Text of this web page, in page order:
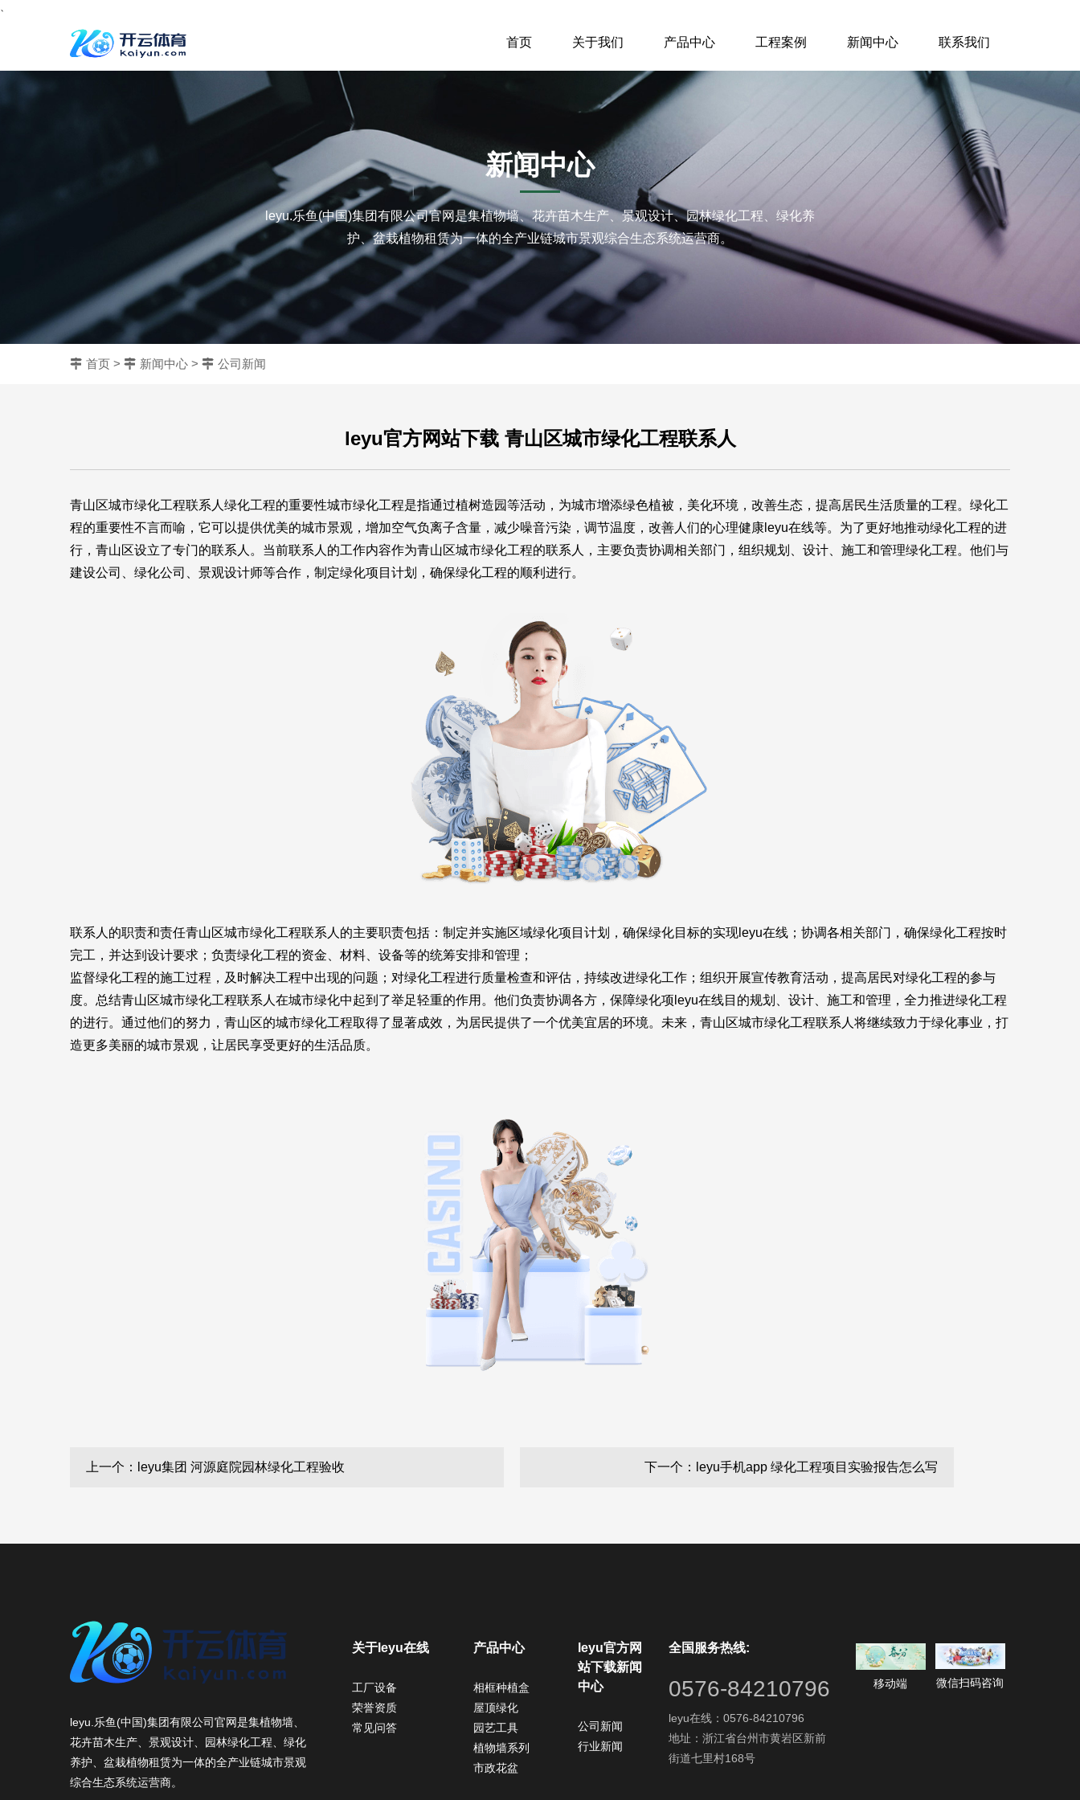
、
首页 关于我们 产品中心 工程案例 新闻中心 联系我们
新闻中心
leyu.乐鱼(中国)集团有限公司官网是集植物墙、花卉苗木生产、景观设计、园林绿化工程、绿化养
护、盆栽植物租赁为一体的全产业链城市景观综合生态系统运营商。
首页 > 新闻中心 > 公司新闻
leyu官方网站下载 青山区城市绿化工程联系人
青山区城市绿化工程联系人绿化工程的重要性城市绿化工程是指通过植树造园等活动，为城市增添绿色植被，美化环境，改善生态，提高居民生活质量的工程。绿化工
程的重要性不言而喻，它可以提供优美的城市景观，增加空气负离子含量，减少噪音污染，调节温度，改善人们的心理健康 leyu在线等。为了更好地推动绿化工程的进
行，青山区设立了专门的联系人。当前联系人的工作内容作为青山区城市绿化工程的联系人，主要负责协调相关部门，组织规划、设计、施工和管理绿化工程。他们与
建设公司、绿化公司、景观设计师等合作，制定绿化项目计划，确保绿化工程的顺利进行。
联系人的职责和责任青山区城市绿化工程联系人的主要职责包括：制定并实施区域绿化项目计划，确保绿化目标的实现 leyu在线 ；协调各相关部门，确保绿化工程按时
完工，并达到设计要求；负责绿化工程的资金、材料、设备等的统筹安排和管理；
监督绿化工程的施工过程，及时解决工程中出现的问题；对绿化工程进行质量检查和评估，持续改进绿化工作；组织开展宣传教育活动，提高居民对绿化工程的参与
度。总结青山区城市绿化工程联系人在城市绿化中起到了举足轻重的作用。他们负责协调各方，保障绿化项 leyu在线目的规划、设计、施工和管理，全力推进绿化工程
的进行。通过他们的努力，青山区的城市绿化工程取得了显著成效，为居民提供了一个优美宜居的环境。未来，青山区城市绿化工程联系人将继续致力于绿化事业，打
造更多美丽的城市景观，让居民享受更好的生活品质。
上一个：leyu集团 河源庭院园林绿化工程验收 下一个：leyu手机app 绿化工程项目实验报告怎么写
leyu.乐鱼(中国)集团有限公司官网是集植物墙、
花卉苗木生产、景观设计、园林绿化工程、绿化
养护、盆栽植物租赁为一体的全产业链城市景观
综合生态系统运营商。
关于leyu在线
工厂设备
荣誉资质
常见问答
产品中心
相框种植盒
屋顶绿化
园艺工具
植物墙系列
市政花盆
leyu官方网
站下载新闻
中心
公司新闻
行业新闻
全国服务热线:
0576-84210796
leyu在线：0576-84210796
地址：浙江省台州市黄岩区新前
街道七里村168号
移动端 微信扫码咨询